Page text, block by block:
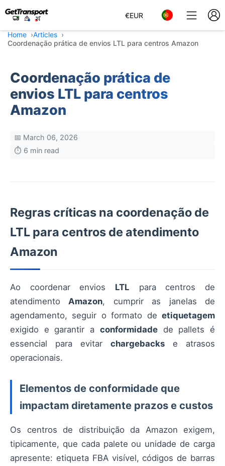
€EUR
Home
Articles
Coordenação prática de envios LTL para centros Amazon
Coordenação prática de
envios LTL para centros
Amazon
📅 March 06, 2026
⏱️ 6 min read
Regras críticas na coordenação de
LTL para centros de atendimento
Amazon
Ao coordenar envios LTL para centros de
atendimentoAmazon, cumprir as janelas de
agendamento, seguir o formato de etiquetagem
exigido e garantir a conformidadede pallets é
essencial para evitar chargebacks e atrasos
operacionais.
Elementos de conformidade que
impactam diretamente prazos e custos
Os centros de distribuição da Amazon exigem,
tipicamente, que cada palete ou unidade de carga
apresente: etiqueta FBA visível, códigos de barras